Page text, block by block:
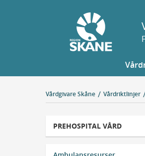
Vårdgivare Skåne Vårdriktlinjer
PREHOSPITAL VÅRD